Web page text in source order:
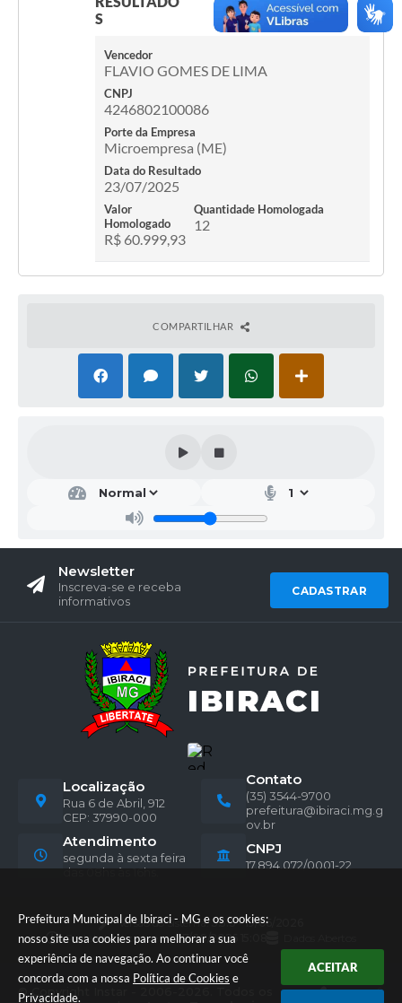
Prefeitura Municipal de Ibiraci - MG e os cookies:
nosso site usa cookies para melhorar a sua
experiência de navegação. Ao continuar você
concorda com a nossa Política de Cookies e
Privacidade.
ACEITAR
S
Vencedor
FLAVIO GOMES DE LIMA
CNPJ
4246802100086
Porte da Empresa
Microempresa (ME)
Data do Resultado
23/07/2025
Valor
Homologado
R$ 60.999,93
Quantidade Homologada
12
COMPARTILHAR
Newsletter
Inscreva-se e receba
informativos
CADASTRAR
Localização
Rua 6 de Abril, 912
CEP: 37990-000
Contato
(35) 3544-9700
prefeitura@ibiraci.mg.g
ov.br
Atendimento
segunda à sexta feira
das 08hs às 16hs.
CNPJ
17.894.072/0001-22
Versão do Sistema: 3.5.3 - 19/06/2026
Portal atualizado em:07/08/2026 15:08
© Copyright Instar - 2006-2026. Todos os